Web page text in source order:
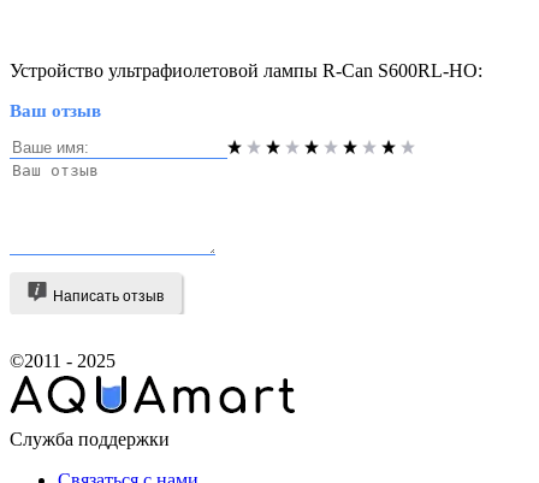
Устройство ультрафиолетовой лампы R-Can S600RL-HO:
Ваш отзыв
Написать отзыв
©2011 - 2025
Служба поддержки